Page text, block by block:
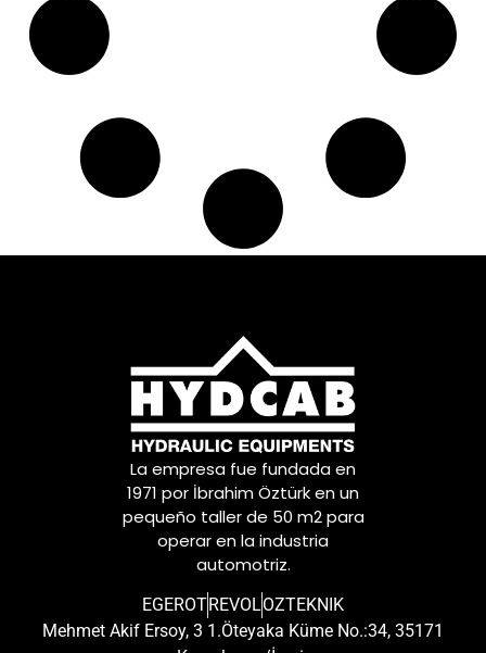
La empresa fue fundada en
1971 por İbrahim Öztürk en un
pequeño taller de 50 m2 para
operar en la industria
automotriz.
EGEROTREVOLOZTEKNIK
Mehmet Akif Ersoy, 3 1.Öteyaka Küme No.:34, 35171